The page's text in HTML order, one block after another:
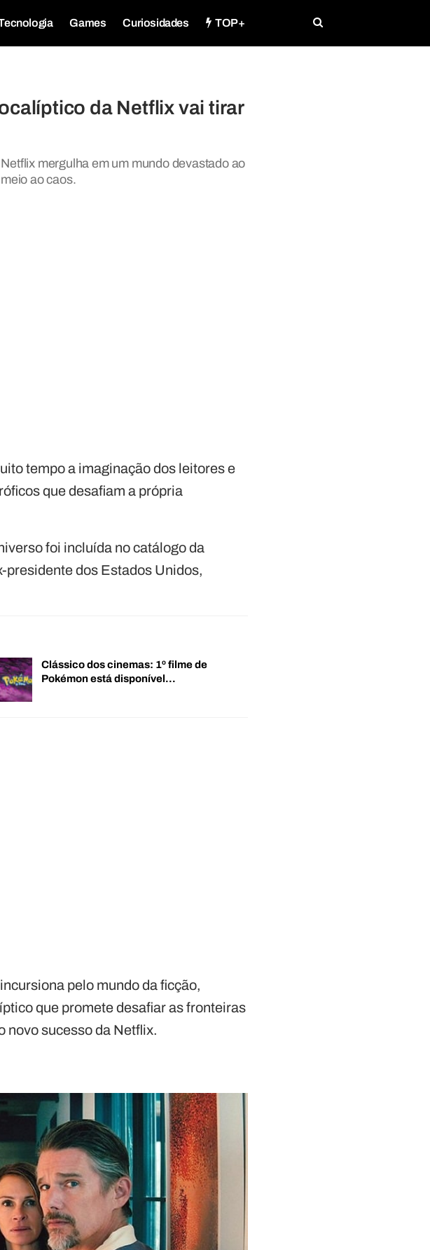
Games Curiosidades TOP+
da Netflix vai tirar
mergulha em um mundo devastado ao
ao caos.
tempo a imaginação dos leitores e
que desafiam a própria
foi incluída no catálogo da
presidente dos Estados Unidos,
Clássico dos cinemas: 1º filme de
Pokémon está disponível…
pelo mundo da ficção,
que promete desafiar as fronteiras
novo sucesso da Netflix.